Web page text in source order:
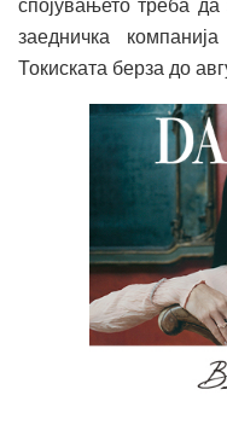
спојувањето треба
заедничка
Токиската берза до